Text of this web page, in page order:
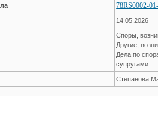
78RS0002-
14.05.2026
Споры,
Другие,
Дела по
супругами
Степанова